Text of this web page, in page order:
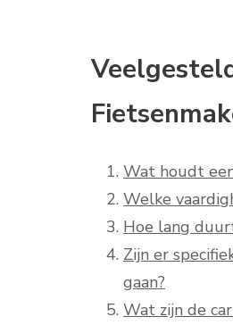
Wat houdt
Welke
Hoe lang
Zijn er
gaan?
Wat zijn de